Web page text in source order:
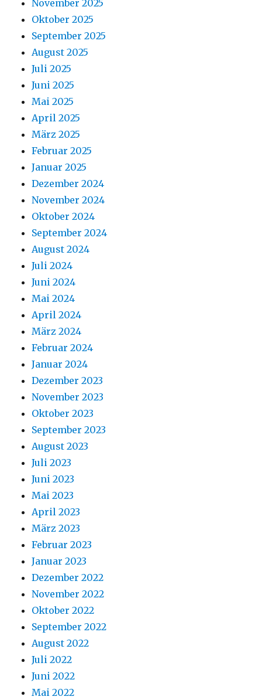
November 2025
Oktober 2025
September 2025
August 2025
Juli 2025
Juni 2025
Mai 2025
April 2025
März 2025
Februar 2025
Januar 2025
Dezember 2024
November 2024
Oktober 2024
September 2024
August 2024
Juli 2024
Juni 2024
Mai 2024
April 2024
März 2024
Februar 2024
Januar 2024
Dezember 2023
November 2023
Oktober 2023
September 2023
August 2023
Juli 2023
Juni 2023
Mai 2023
April 2023
März 2023
Februar 2023
Januar 2023
Dezember 2022
November 2022
Oktober 2022
September 2022
August 2022
Juli 2022
Juni 2022
Mai 2022